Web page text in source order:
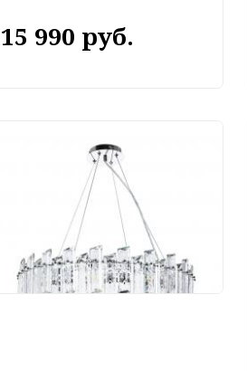
15 990 руб.
Люстра Divinare Romilda
3512/02 LM-8
61 990 руб.